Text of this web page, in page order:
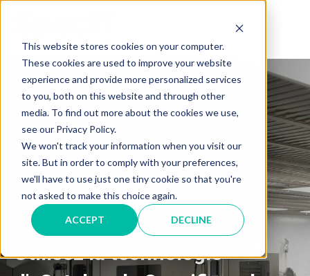
This website stores cookies on your computer.
These cookies are used to improve your website
experience and provide more personalized services
to you, both on this website and through other
media. To find out more about the cookies we use,
see our Privacy Policy.
We won't track your information when you visit our
site. But in order to comply with your preferences,
we'll have to use just one tiny cookie so that you're
not asked to make this choice again.
ACCEPT DECLINE
content
Utilisez la technologie